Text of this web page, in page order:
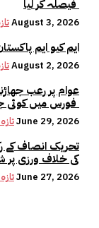
August 3, 2026
ایم کیو ایم
August 2, 2026
عوام پر رعب
June 29, 2026
تحریک انصاف کے
کی خلاف ورزی پر
June 27, 2026